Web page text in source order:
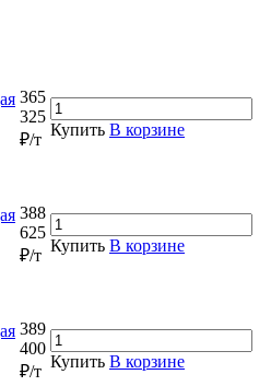
365
325
₽/т
Купить В корзине
388
625
₽/т
Купить В корзине
389
400
₽/т
Купить В корзине